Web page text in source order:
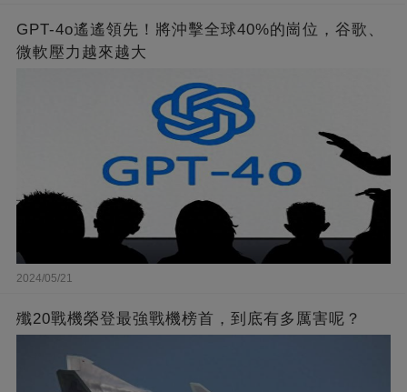
GPT-4o遙遙領先！將沖擊全球40%的崗位，谷歌、
微軟壓力越來越大
2024/05/21
殲20戰機榮登最強戰機榜首，到底有多厲害呢？